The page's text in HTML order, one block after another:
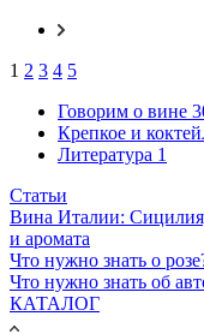
1 2 3 4 5
Говорим о вине
Крепкое и
Литература 1
Статьи
Вина Италии:
и аромата
Что нужно знать о
Что нужно знать об
КАТАЛОГ